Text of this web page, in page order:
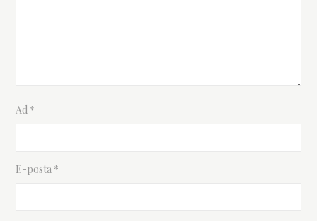
Ad *
E-posta *